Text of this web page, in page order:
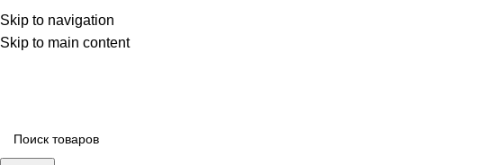
Skip to navigation
Skip to main content
aritekstil@mail.ru +79226990188 , +79097440850…